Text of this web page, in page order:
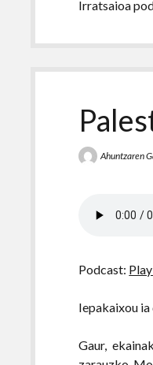
Irratsaioa
Ahuntzaren
Podcast:
Iepakaixou ia
Gaur,